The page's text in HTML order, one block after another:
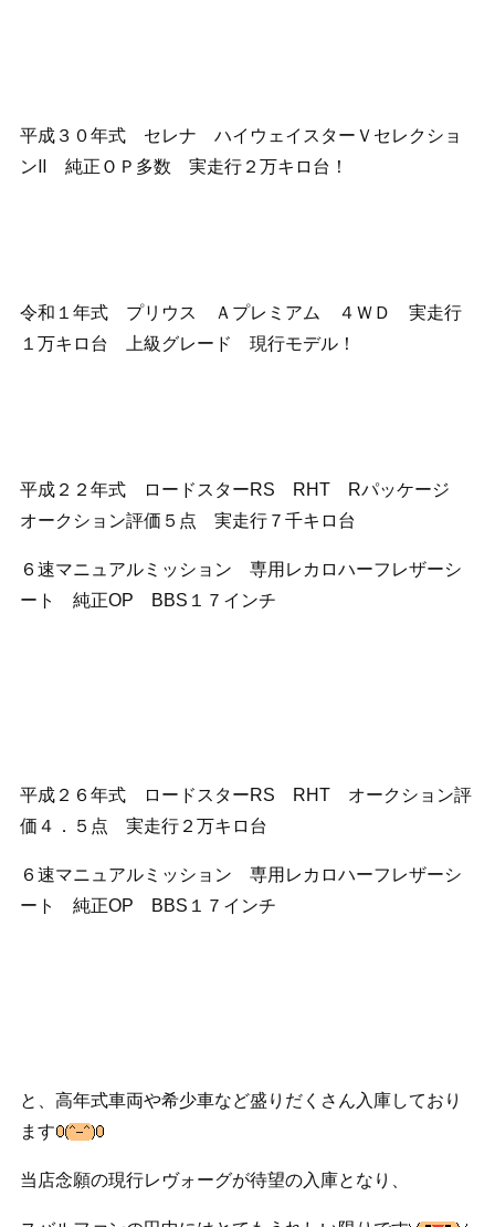
平成３０年式 セレナ ハイウェイスターＶセレクショ
ンⅡ 純正ＯＰ多数 実走行２万キロ台！
令和１年式 プリウス Ａプレミアム ４ＷＤ 実走行
１万キロ台 上級グレード 現行モデル！
平成２２年式 ロードスターRS RHT Rパッケージ
オークション評価５点 実走行７千キロ台
６速マニュアルミッション 専用レカロハーフレザーシ
ート 純正OP BBS１７インチ
平成２６年式 ロードスターRS RHT オークション評
価４．５点 実走行２万キロ台
６速マニュアルミッション 専用レカロハーフレザーシ
ート 純正OP BBS１７インチ
と、高年式車両や希少車など盛りだくさん入庫しており
ます
当店念願の現行レヴォーグが待望の入庫となり、